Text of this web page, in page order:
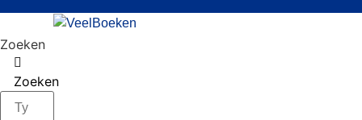
Zoeken
Zoeken